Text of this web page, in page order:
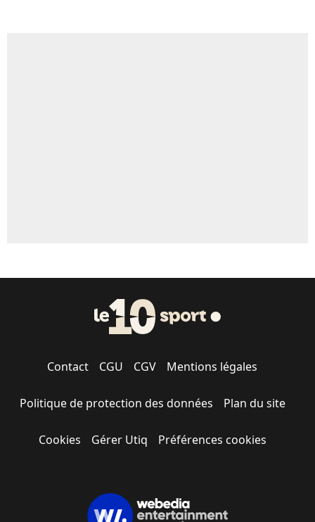
Contact CGU CGV Mentions légales
Politique de protection des données Plan du site
Cookies Gérer Utiq Préférences cookies